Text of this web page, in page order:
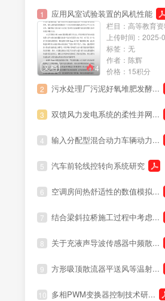
资格考试资料
职称资料
1 应用风室试验装置的风机性能
文档 4
栏目：高等教育资
上传时间：2025-
标签：无
作者：陈辉
价格：15积分
2
污水处理厂污泥好氧堆肥发酵...
3 双馈风力发电系统的柔性并网...
4 输入分配型混合动力车辆动力...
5 汽车前轮线控转向系统研究
6 空调房间热舒适性的数值模拟...
7 结合梁斜拉桥施工过程中考虑...
8 关于充液声导波传感器中频散...
9 方形吸顶散流器平送风等温射...
10 多相PWM变换器控制技术研...